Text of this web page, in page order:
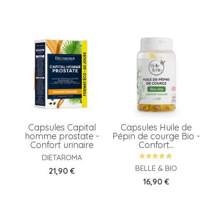
Capsules Capital
homme prostate -
Confort urinaire
DIETAROMA
Prix
21,90 €
Capsules Huile de
Pépin de courge Bio -
Confort...
BELLE & BIO
Prix
16,90 €